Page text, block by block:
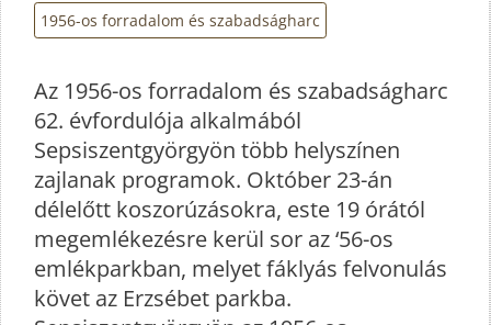
1956-os forradalom és szabadságharc
Az 1956-os forradalom és szabadságharc
62. évfordulója alkalmából
Sepsiszentgyörgyön több helyszínen
zajlanak programok. Október 23-án
délelőtt koszorúzásokra, este 19 órától
megemlékezésre kerül sor az ‘56-os
emlékparkban, melyet fáklyás felvonulás
követ az Erzsébet parkba.